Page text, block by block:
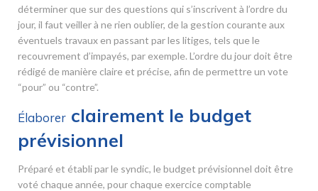
déterminer que sur des questions qui s’inscrivent à l’ordre du
jour, il faut veiller à ne rien oublier, de la gestion courante aux
éventuels travaux en passant par les litiges, tels que le
recouvrement d’impayés, par exemple. L’ordre du jour doit être
rédigé de manière claire et précise, afin de permettre un vote
“pour” ou “contre”.
Élaborer clairement le budget
prévisionnel
Préparé et établi par le syndic, le budget prévisionnel doit être
voté chaque année, pour chaque exercice comptable